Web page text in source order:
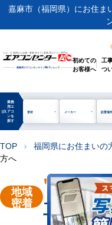
嘉麻市（福岡県）にお住ま
ビル・工場用から店舗・事務所まで | 業務用エアコン専門店
業務用エアコンオンラインNo.1ショップ
初めての
お客様へ
工
つ
manage_search
業務
用エ
アコ
ンを
探す
形状 メーカー 設置場所
TOP chevron_right 福岡県にお住まいの
方へ
地域
密着
"嘉麻市"
工事を承